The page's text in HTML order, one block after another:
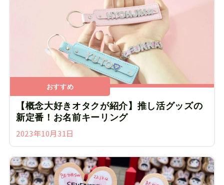
おすすめ
【概念大好きオタクが紹介】推し活グッズの
新定番！お名前キーリング
2023年10月31日